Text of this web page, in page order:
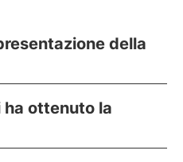
della
ha ottenuto la